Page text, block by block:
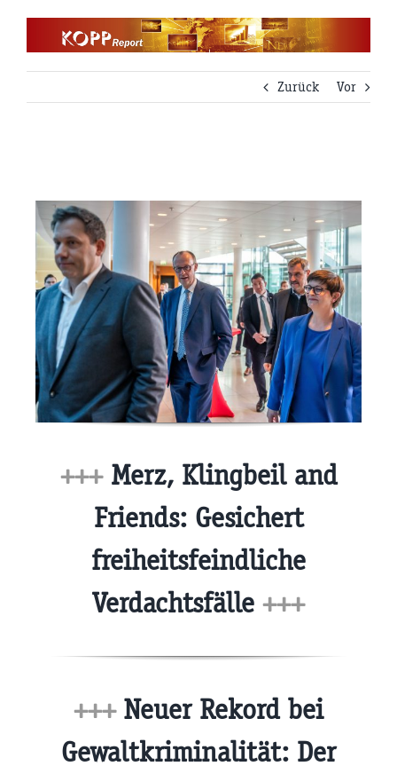
Zurück
Vor
+++Merz, Klingbeil and
Friends: Gesichert
freiheitsfeindliche
Verdachtsfälle +++
+++Neuer Rekord bei
Gewaltkriminalität: Der